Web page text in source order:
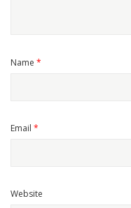
Name *
Email *
Website